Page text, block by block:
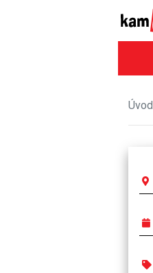
Úvod